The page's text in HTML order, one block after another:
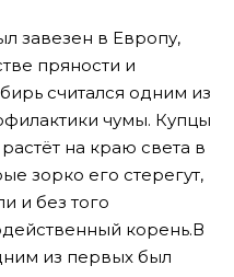
завезен в Европу,
пряности и
считался одним из
чумы. Купцы
на краю света в
зорко его стерегут,
и без того
корень.В
из первых был